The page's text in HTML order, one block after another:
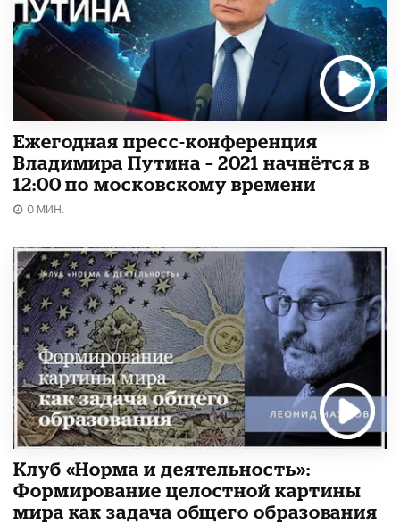
Ежегодная пресс-конференция
Владимира Путина – 2021 начнётся в
12:00 по московскому времени
0 МИН.
Клуб «Норма и деятельность»:
Формирование целостной картины
мира как задача общего образования